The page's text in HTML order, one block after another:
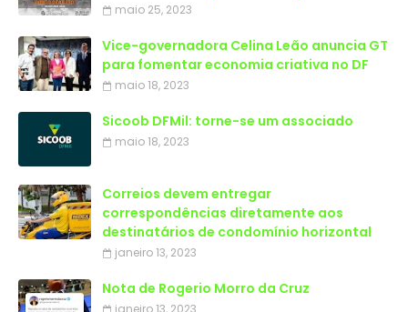
maio 25, 2023
Vice-governadora Celina Leão anuncia GT
para fomentar economia criativa no DF
maio 18, 2023
Sicoob DFMil: torne-se um associado
maio 18, 2023
Correios devem entregar
correspondências diretamente aos
destinatários de condomínio horizontal
janeiro 13, 2023
Nota de Rogerio Morro da Cruz